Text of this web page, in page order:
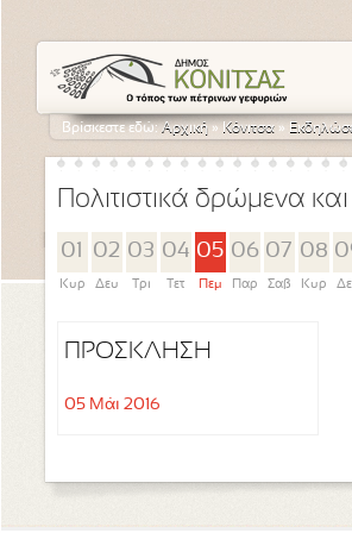
Βρίσκεστε εδώ:Αρχική » Κόνιτσα »
Πολιτιστικά δρώμενα
01
Κυρ
02
Δευ
03
Τρι
04
Τετ
05
Πεμ
06
Παρ
07
Σαβ
08
Κυρ
ΠΡΟΣΚΛΗΣΗ
05 Μάι 2016